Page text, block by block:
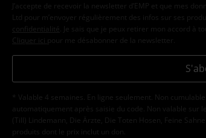
J’accepte de recevoir la newsletter d’EMP et que mes
Ltd pour m’envoyer régulièrement des infos sur ses
confidentialité . Je sais que je peux retirer mon accord à
Cliquer ici pour me désabonner de la newsletter.
* Valable 4 semaines. En ligne seulement. Non
automatiquement après saisie du code. Non valable
(Till) Lindemann, Die Ärzte, Die Toten Hosen, Feine
produits dont le prix inclut un don.